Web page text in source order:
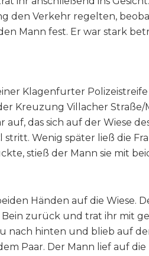
den Verkehr regelten,
Mann fest. Er war stark
Klagenfurter
Kreuzung Villacher Straße/
das sich auf der Wiese
Wenig später ließ die
stieß der Mann sie mit
Händen auf die Wiese.
zurück und trat ihr mit
nach hinten und blieb auf
Paar. Der Mann lief auf